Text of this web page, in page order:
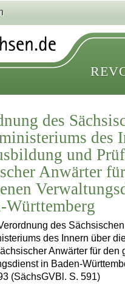
des
des
und
Anwärter
Württemberg
des Sächsischen
des Innern über
Anwärter für den
in Baden-
(SächsGVBl. S. 591)